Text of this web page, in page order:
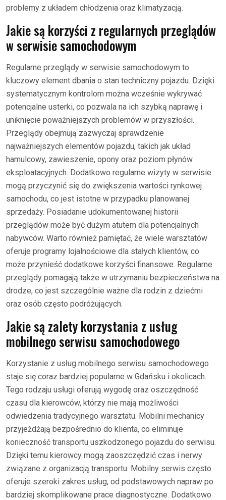
problemy z układem chłodzenia oraz klimatyzacją.
Jakie są korzyści z regularnych przeglądów
w serwisie samochodowym
Regularne przeglądy w serwisie samochodowym to
kluczowy element dbania o stan techniczny pojazdu. Dzięki
systematycznym kontrolom można wcześnie wykrywać
potencjalne usterki, co pozwala na ich szybką naprawę i
uniknięcie poważniejszych problemów w przyszłości.
Przeglądy obejmują zazwyczaj sprawdzenie
najważniejszych elementów pojazdu, takich jak układ
hamulcowy, zawieszenie, opony oraz poziom płynów
eksploatacyjnych. Dodatkowo regularne wizyty w serwisie
mogą przyczynić się do zwiększenia wartości rynkowej
samochodu, co jest istotne w przypadku planowanej
sprzedaży. Posiadanie udokumentowanej historii
przeglądów może być dużym atutem dla potencjalnych
nabywców. Warto również pamiętać, że wiele warsztatów
oferuje programy lojalnościowe dla stałych klientów, co
może przynieść dodatkowe korzyści finansowe. Regularne
przeglądy pomagają także w utrzymaniu bezpieczeństwa na
drodze, co jest szczególnie ważne dla rodzin z dziećmi
oraz osób często podróżujących.
Jakie są zalety korzystania z usług
mobilnego serwisu samochodowego
Korzystanie z usług mobilnego serwisu samochodowego
staje się coraz bardziej popularne w Gdańsku i okolicach.
Tego rodzaju usługi oferują wygodę oraz oszczędność
czasu dla kierowców, którzy nie mają możliwości
odwiedzenia tradycyjnego warsztatu. Mobilni mechanicy
przyjeżdżają bezpośrednio do klienta, co eliminuje
konieczność transportu uszkodzonego pojazdu do serwisu.
Dzięki temu kierowcy mogą zaoszczędzić czas i nerwy
związane z organizacją transportu. Mobilny serwis często
oferuje szeroki zakres usług, od podstawowych napraw po
bardziej skomplikowane prace diagnostyczne. Dodatkowo